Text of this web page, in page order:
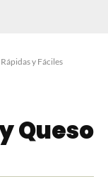
Rápidas y Fáciles
Queso